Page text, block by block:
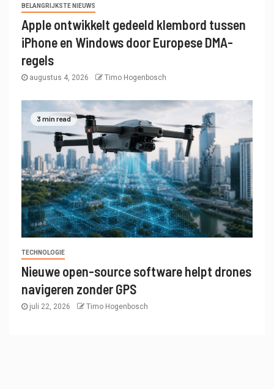
BELANGRIJKSTE NIEUWS
Apple ontwikkelt gedeeld klembord tussen
iPhone en Windows door Europese DMA-
regels
augustus 4, 2026 Timo Hogenbosch
3 min read
TECHNOLOGIE
Nieuwe open-source software helpt drones
navigeren zonder GPS
juli 22, 2026 Timo Hogenbosch